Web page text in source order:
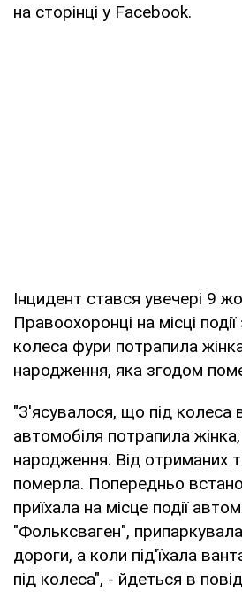
на сторінці у Facebook.
Інцидент стався увечері 9
Правоохоронці на місці
колеса фури потрапила
народження, яка згодом
"З'ясувалося, що під колеса
автомобіля потрапила
народження. Від отриманих
померла. Попередньо
приїхала на місце події
"Фольксваген",
дороги, а коли під'їхала
під колеса", - йдеться в